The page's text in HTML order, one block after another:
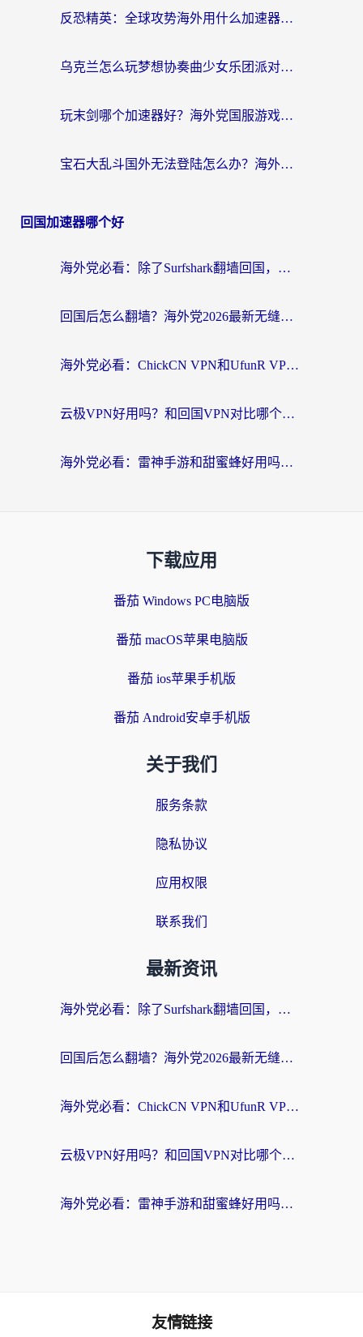
反恐精英：全球攻势海外用什么加速器登录？海外党国服游戏畅玩指南
乌克兰怎么玩梦想协奏曲少女乐团派对？海外党国服游戏加速全攻略（附欧洲重生细胞荒野行动不卡技巧）
玩末剑哪个加速器好？海外党国服游戏畅玩终极指南（附3款热门游戏实测）
宝石大乱斗国外无法登陆怎么办？海外玩家专属加速指南（附穿越火线原野传说解决方案）
回国加速器哪个好
海外党必看：除了Surfshark翻墙回国，这些加速器选择技巧你真的懂吗？
回国后怎么翻墙？海外党2026最新无缝访问国内资源全攻略（附对比实测）
海外党必看：ChickCN VPN和UfunR VPN对比哪个回国效果更好？附实用选择指南
云极VPN好用吗？和回国VPN对比哪个回国效果更好？海外党亲测避坑指南
海外党必看：雷神手游和甜蜜蜂好用吗？3步选对回国加速器无缝刷国内资源
下载应用
番茄 Windows PC电脑版
番茄 macOS苹果电脑版
番茄 ios苹果手机版
番茄 Android安卓手机版
关于我们
服务条款
隐私协议
应用权限
联系我们
最新资讯
海外党必看：除了Surfshark翻墙回国，这些加速器选择技巧你真的懂吗？
回国后怎么翻墙？海外党2026最新无缝访问国内资源全攻略（附对比实测）
海外党必看：ChickCN VPN和UfunR VPN对比哪个回国效果更好？附实用选择指南
云极VPN好用吗？和回国VPN对比哪个回国效果更好？海外党亲测避坑指南
海外党必看：雷神手游和甜蜜蜂好用吗？3步选对回国加速器无缝刷国内资源
友情链接